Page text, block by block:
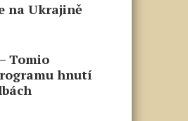
na Ukrajině
Tomio
hnutí